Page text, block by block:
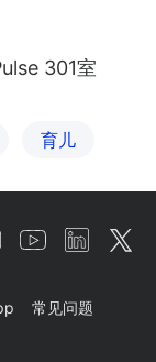
301室
育儿
常见问题